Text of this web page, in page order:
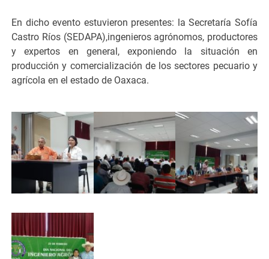
En dicho evento estuvieron presentes: la Secretaría Sofía
Castro Ríos (SEDAPA),ingenieros agrónomos, productores
y expertos en general, exponiendo la situación en
producción y comercialización de los sectores pecuario y
agrícola en el estado de Oaxaca.